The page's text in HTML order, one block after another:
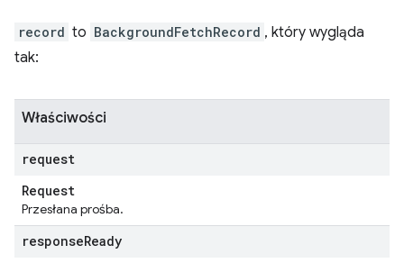
record to BackgroundFetchRecord , który wygląda
tak:
Właściwości
request
Request
Przesłana prośba.
responseReady